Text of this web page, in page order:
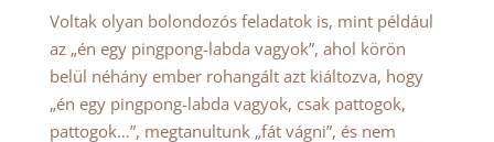
Voltak olyan bolondozós feladatok is, mint például
az „én egy pingpong-labda vagyok”, ahol körön
belül néhány ember rohangált azt kiáltozva, hogy
„én egy pingpong-labda vagyok, csak pattogok,
pattogok…”, megtanultunk „fát vágni”, és nem